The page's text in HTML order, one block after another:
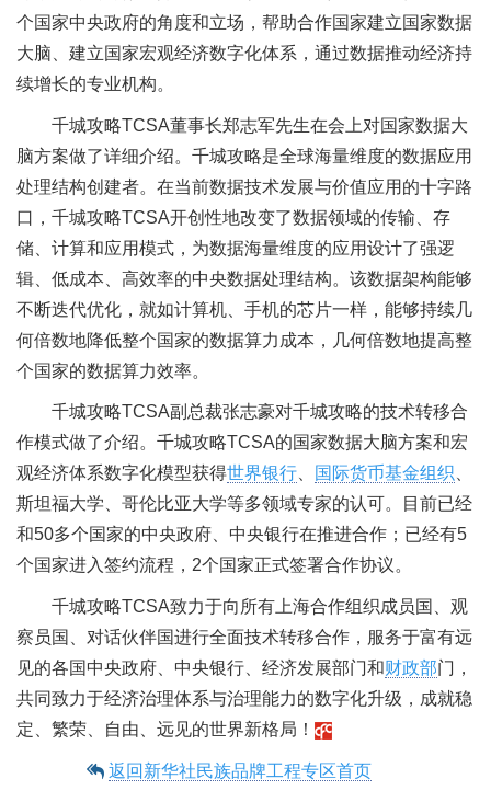
个国家中央政府的角度和立场，帮助合作国家建立国家数据
大脑、建立国家宏观经济数字化体系，通过数据推动经济持
续增长的专业机构。
千城攻略TCSA董事长郑志军先生在会上对国家数据大
脑方案做了详细介绍。千城攻略是全球海量维度的数据应用
处理结构创建者。在当前数据技术发展与价值应用的十字路
口，千城攻略TCSA开创性地改变了数据领域的传输、存
储、计算和应用模式，为数据海量维度的应用设计了强逻
辑、低成本、高效率的中央数据处理结构。该数据架构能够
不断迭代优化，就如计算机、手机的芯片一样，能够持续几
何倍数地降低整个国家的数据算力成本，几何倍数地提高整
个国家的数据算力效率。
千城攻略TCSA副总裁张志豪对千城攻略的技术转移合
作模式做了介绍。千城攻略TCSA的国家数据大脑方案和宏
观经济体系数字化模型获得世界银行、 国际货币基金组织、
斯坦福大学、哥伦比亚大学等多领域专家的认可。目前已经
和50多个国家的中央政府、中央银行在推进合作；已经有5
个国家进入签约流程，2个国家正式签署合作协议。
千城攻略TCSA致力于向所有上海合作组织成员国、观
察员国、对话伙伴国进行全面技术转移合作，服务于富有远
见的各国中央政府、中央银行、经济发展部门和财政部门，
共同致力于经济治理体系与治理能力的数字化升级，成就稳
定、繁荣、自由、远见的世界新格局！
返回新华社民族品牌工程专区首页